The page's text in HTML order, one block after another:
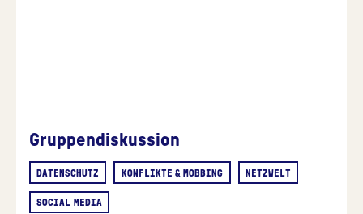
Gruppendiskussion
DATENSCHUTZ KONFLIKTE & MOBBING NETZWELT
SOCIAL MEDIA